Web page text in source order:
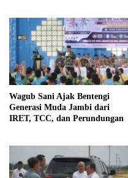
Wagub Sani Ajak Bentengi
Generasi Muda Jambi dari
IRET, TCC, dan Perundungan